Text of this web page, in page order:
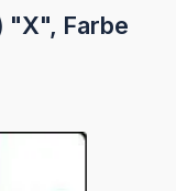
"X", Farbe